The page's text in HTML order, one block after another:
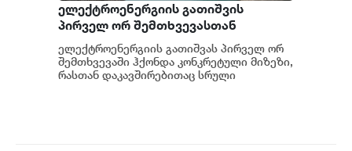
ელექტროენერგიის გათიშვის
პირველ ორ შემთხვევასთან
დაკავშირებით სუს-ში წარიმართება
გამოძიება და ინფორმაციას
მოგვიანებით დეტალურად
ელექტროენერგიის გათიშვას პირველ ორ
შემთხვევაში ჰქონდა კონკრეტული მიზეზი,
რასთან დაკავშირებითაც სრული